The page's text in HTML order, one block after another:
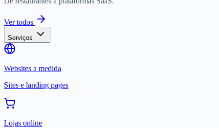
Ver todos
Serviços
Websites a medida
Sites e landing pages
Lojas online